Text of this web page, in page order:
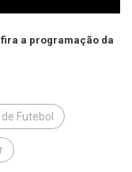
a programação da
Futebol